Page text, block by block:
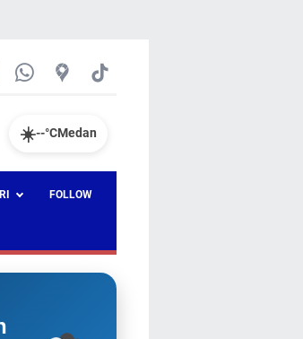
☀️--°CMedan
FOLLOW